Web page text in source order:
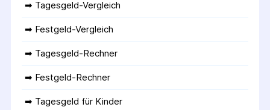
➡ Tagesgeld-Vergleich
➡ Festgeld-Vergleich
➡ Tagesgeld-Rechner
➡ Festgeld-Rechner
➡ Tagesgeld für Kinder